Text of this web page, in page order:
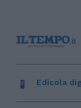
Edicola